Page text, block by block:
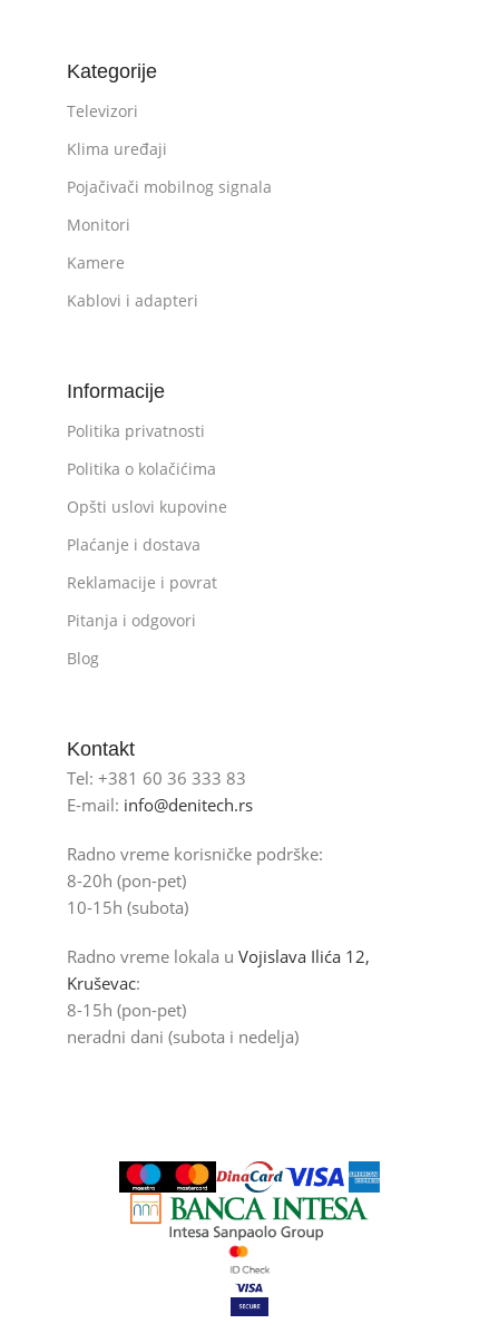
Kategorije
Televizori
Klima uređaji
Pojačivači mobilnog signala
Monitori
Kamere
Kablovi i adapteri
Informacije
Politika privatnosti
Politika o kolačićima
Opšti uslovi kupovine
Plaćanje i dostava
Reklamacije i povrat
Pitanja i odgovori
Blog
Kontakt
Tel: +381 60 36 333 83
E-mail: info@denitech.rs
Radno vreme korisničke podrške:
8-20h (pon-pet)
10-15h (subota)
Radno vreme lokala u Vojislava Ilića 12,
Kruševac:
8-15h (pon-pet)
neradni dani (subota i nedelja)